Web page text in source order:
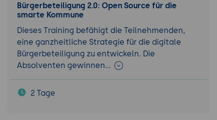
Bürgerbeteiligung 2.0: Open Source für die
smarte Kommune
Dieses Training befähigt die Teilnehmenden,
eine ganzheitliche Strategie für die digitale
Bürgerbeteiligung zu entwickeln. Die
Absolventen gewinnen…
2 Tage